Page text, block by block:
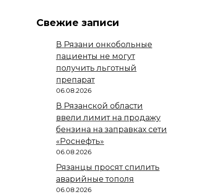
Свежие записи
В Рязани онкобольные
пациенты не могут
получить льготный
препарат
06.08.2026
В Рязанской области
ввели лимит на продажу
бензина на заправках сети
«Роснефть»
06.08.2026
Рязанцы просят спилить
аварийные тополя
06.08.2026